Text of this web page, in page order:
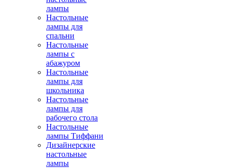
лампы
Настольные
лампы для
спальни
Настольные
лампы с
абажуром
Настольные
лампы для
школьника
Настольные
лампы для
рабочего стола
Настольные
лампы Тиффани
Дизайнерские
настольные
лампы